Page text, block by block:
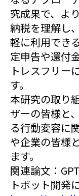
究成果で、よ
納税を理解し
軽に利用でき
定申告や還付
トレスフリー
す。
本研究の取り
ザーの皆様と
る行動変容に
や企業の皆様
ます。
関連論文：
トボット開発